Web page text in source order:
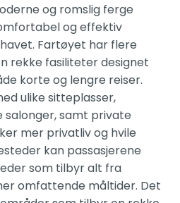
og romslig ferge
og effektiv
Fartøyet har flere
rekke fasiliteter designet
korte og lengre reiser.
ulike sitteplasser,
samt private
mer privatliv og hvile
kan passasjerene
som tilbyr alt fra
omfattende måltider. Det